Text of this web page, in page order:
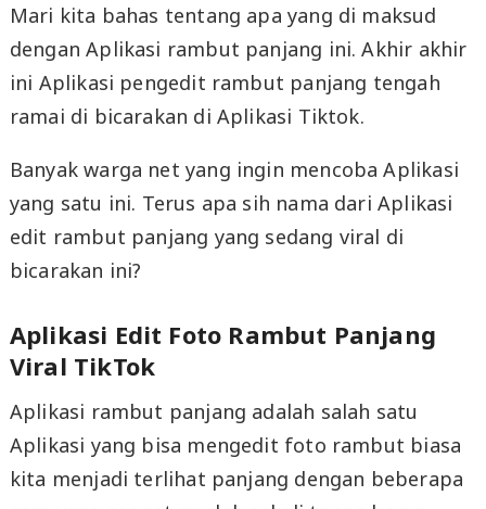
Mari kita bahas tentang apa yang di maksud
dengan Aplikasi rambut panjang ini. Akhir akhir
ini Aplikasi pengedit rambut panjang tengah
ramai di bicarakan di Aplikasi Tiktok.
Banyak warga net yang ingin mencoba Aplikasi
yang satu ini. Terus apa sih nama dari Aplikasi
edit rambut panjang yang sedang viral di
bicarakan ini?
Aplikasi Edit Foto Rambut Panjang
Viral TikTok
Aplikasi rambut panjang adalah salah satu
Aplikasi yang bisa mengedit foto rambut biasa
kita menjadi terlihat panjang dengan beberapa